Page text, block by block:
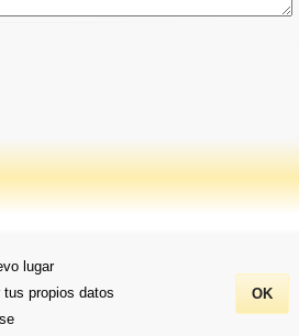
lugar
tus propios datos